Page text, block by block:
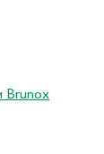
Brunox